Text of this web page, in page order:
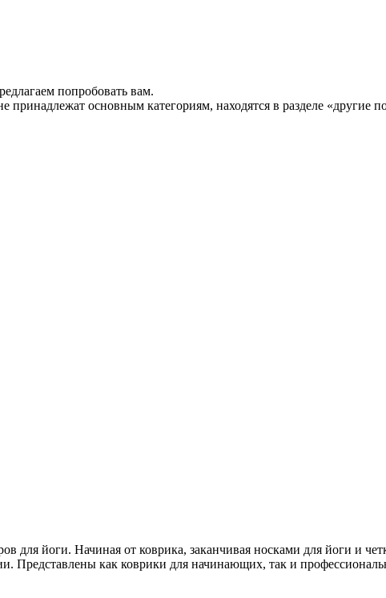
попробовать вам.
основным категориям, находятся в разделе «другие
для йоги. Начиная от коврика, заканчивая носками для йоги и
Представлены как коврики для начинающих, так и